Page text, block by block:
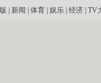
新闻 体育| 娱乐| 经济| TV